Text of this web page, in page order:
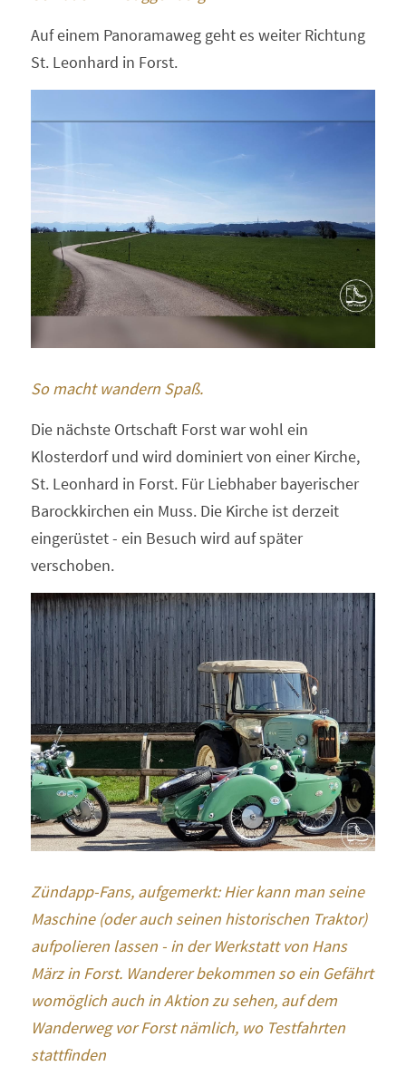
Auf einem Panoramaweg geht es weiter Richtung
St. Leonhard in Forst.
So macht wandern Spaß.
Die nächste Ortschaft Forst war wohl ein
Klosterdorf und wird dominiert von einer Kirche,
St. Leonhard in Forst. Für Liebhaber bayerischer
Barockkirchen ein Muss. Die Kirche ist derzeit
eingerüstet - ein Besuch wird auf später
verschoben.
Zündapp-Fans, aufgemerkt: Hier kann man seine
Maschine (oder auch seinen historischen Traktor)
aufpolieren lassen - in der Werkstatt von Hans
März in Forst. Wanderer bekommen so ein Gefährt
womöglich auch in Aktion zu sehen, auf dem
Wanderweg vor Forst nämlich, wo Testfahrten
stattfinden